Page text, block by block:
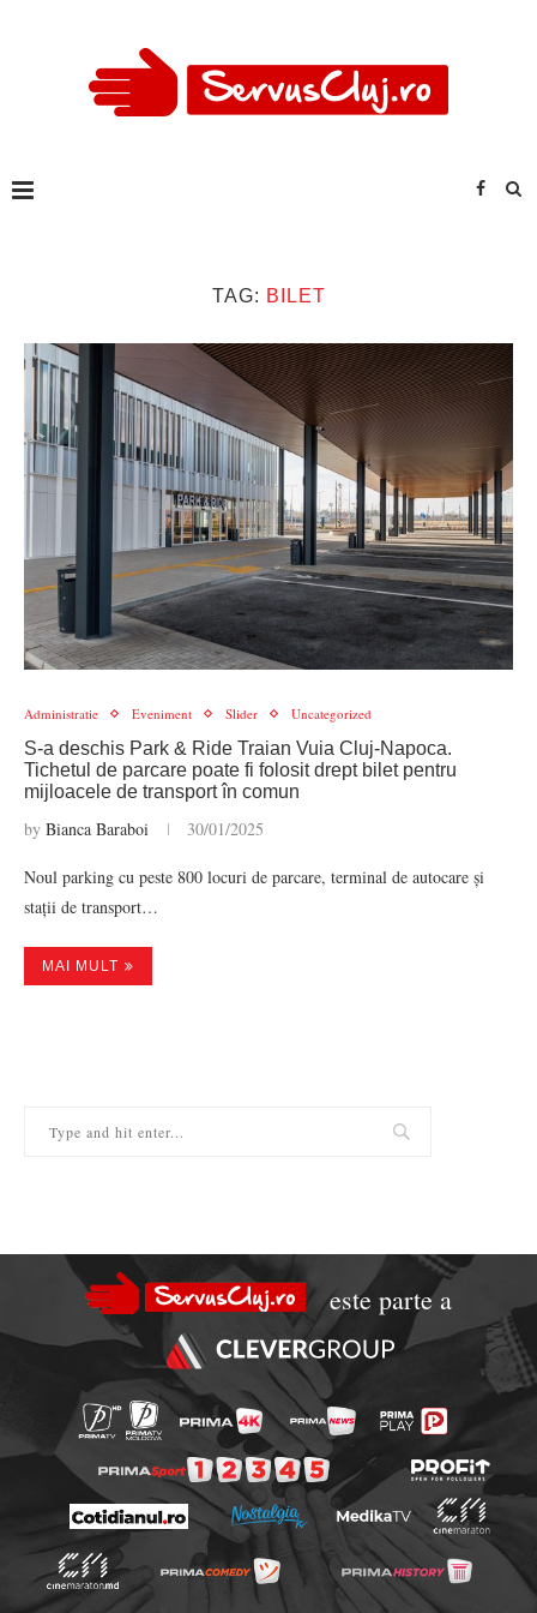
TAG: BILET
Administratie Eveniment Slider Uncategorized
S-a deschis Park & Ride Traian Vuia Cluj-Napoca.
Tichetul de parcare poate fi folosit drept bilet pentru
mijloacele de transport în comun
by Bianca Baraboi 30/01/2025
Noul parking cu peste 800 locuri de parcare, terminal de autocare și
stații de transport…
MAI MULT
este parte a